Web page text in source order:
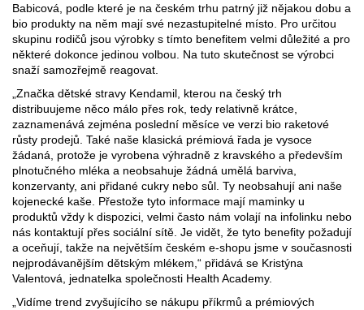
Babicová, podle které je na českém trhu patrný již nějakou dobu a
bio produkty na něm mají své nezastupitelné místo. Pro určitou
skupinu rodičů jsou výrobky s tímto benefitem velmi důležité a pro
některé dokonce jedinou volbou. Na tuto skutečnost se výrobci
snaží samozřejmě reagovat.
„Značka dětské stravy Kendamil, kterou na český trh
distribuujeme něco málo přes rok, tedy relativně krátce,
zaznamenává zejména poslední měsíce ve verzi bio raketové
růsty prodejů. Také naše klasická prémiová řada je vysoce
žádaná, protože je vyrobena výhradně z kravského a především
plnotučného mléka a neobsahuje žádná umělá barviva,
konzervanty, ani přidané cukry nebo sůl. Ty neobsahují ani naše
kojenecké kaše. Přestože tyto informace mají maminky u
produktů vždy k dispozici, velmi často nám volají na infolinku nebo
nás kontaktují přes sociální sítě. Je vidět, že tyto benefity požadují
a oceňují, takže na největším českém e-shopu jsme v současnosti
nejprodávanějším dětským mlékem,“ přidává se Kristýna
Valentová, jednatelka společnosti Health Academy.
„Vidíme trend zvyšujícího se nákupu příkrmů a prémiových